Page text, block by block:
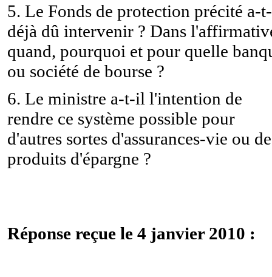
5. Le Fonds de protection précité a-
déjà dû intervenir ? Dans
quand, pourquoi et pour quelle
ou société de bourse ?
6. Le ministre a-t-il l'intention de
rendre ce système possible pour
d'autres sortes d'assurances-vie ou de
produits d'épargne ?
Réponse reçue le 4 janvier 2010 :